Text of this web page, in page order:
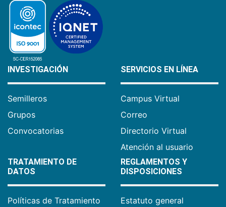
INVESTIGACIÓN
Semilleros
Grupos
Convocatorias
SERVICIOS EN LÍNEA
Campus Virtual
Correo
Directorio Virtual
Atención al usuario
TRATAMIENTO DE
DATOS
Políticas de Tratamiento
REGLAMENTOS Y
DISPOSICIONES
Estatuto general